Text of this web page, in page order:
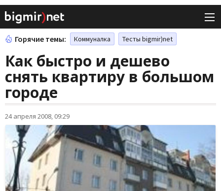
Горячие темы: Коммуналка Тесты bigmir)net
Как быстро и дешево
снять квартиру в большом
городе
24 апреля 2008, 09:29